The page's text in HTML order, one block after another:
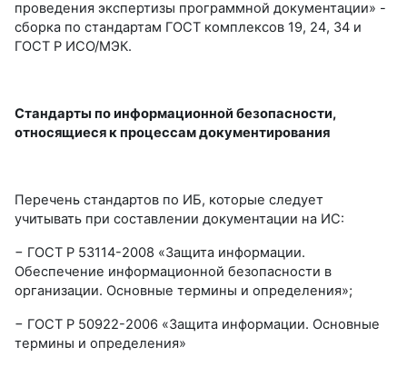
проведения экспертизы программной документации» -
сборка по стандартам ГОСТ комплексов 19, 24, 34 и
ГОСТ Р ИСО/МЭК.
Стандарты по информационной безопасности,
относящиеся к процессам документирования
Перечень стандартов по ИБ, которые следует
учитывать при составлении документации на ИС:
− ГОСТ Р 53114-2008 «Защита информации.
Обеспечение информационной безопасности в
организации. Основные термины и определения»;
− ГОСТ Р 50922-2006 «Защита информации. Основные
термины и определения»